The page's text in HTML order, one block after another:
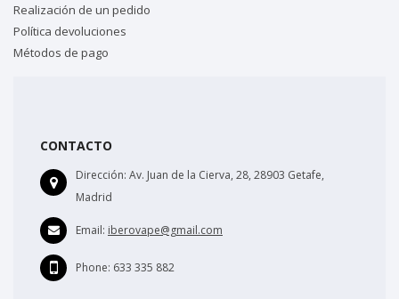
Realización de un pedido
Política devoluciones
Métodos de pago
CONTACTO
Dirección: Av. Juan de la Cierva, 28, 28903 Getafe,
Madrid
Email: iberovape@gmail.com
Phone: 633 335 882